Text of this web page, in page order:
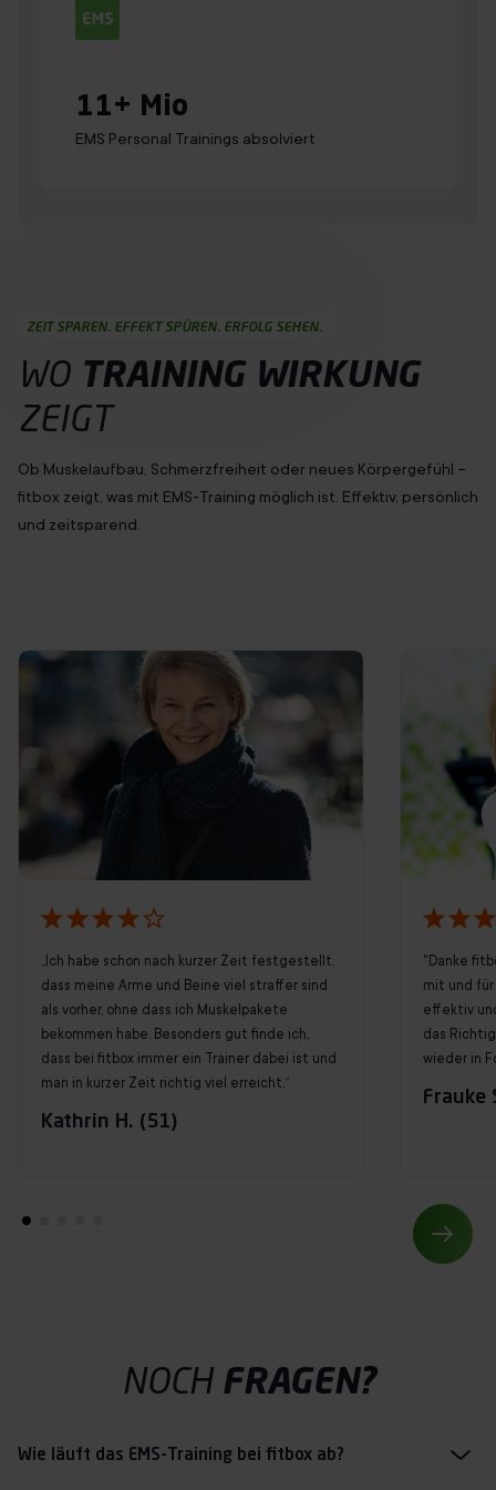
11+ Mio
EMS Personal Trainings absolviert
ZEIT SPAREN. EFFEKT SPÜREN. ERFOLG SEHEN.
WO TRAINING WIRKUNG
ZEIGT
Ob Muskelaufbau, Schmerzfreiheit oder neues Körpergefühl –
fitbox zeigt, was mit EMS-Training möglich ist. Effektiv, persönlich
und zeitsparend.
„Ich habe schon nach kurzer Zeit festgestellt,
dass meine Arme und Beine viel straffer sind
als vorher, ohne dass ich Muskelpakete
bekommen habe. Besonders gut finde ich,
dass bei fitbox immer ein Trainer dabei ist und
man in kurzer Zeit richtig viel erreicht.“
Kathrin H. (51)
"Danke
mit und für
effektiv
das
wieder in
Frauke
NOCHFRAGEN?
Wie läuft das EMS-Training bei fitbox ab?